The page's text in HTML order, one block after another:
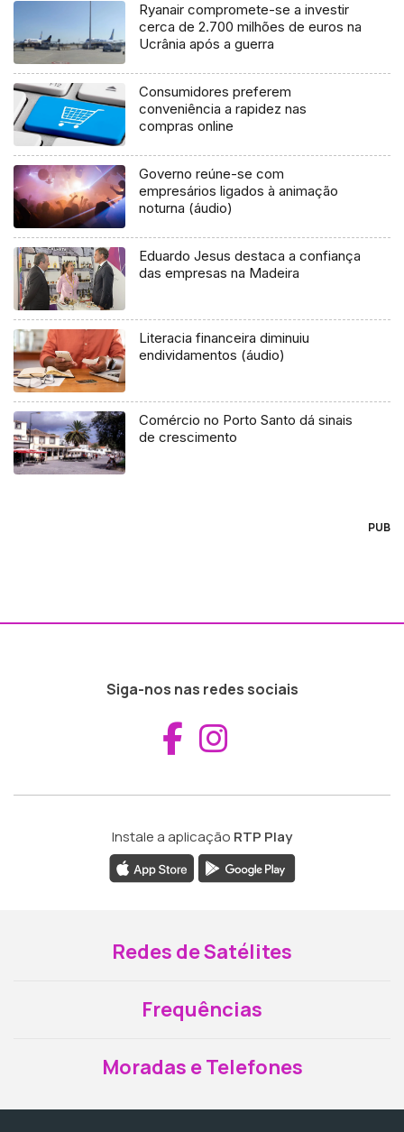
Ryanair compromete-se a investir
cerca de 2.700 milhões de euros na
Ucrânia após a guerra
Consumidores preferem
conveniência a rapidez nas
compras online
Governo reúne-se com
empresários ligados à animação
noturna (áudio)
Eduardo Jesus destaca a confiança
das empresas na Madeira
Literacia financeira diminuiu
endividamentos (áudio)
Comércio no Porto Santo dá sinais
de crescimento
PUB
Siga-nos nas redes sociais
Aceder ao
Instale a aplicação RTP Play
Redes de Satélites
Frequências
Moradas e Telefones